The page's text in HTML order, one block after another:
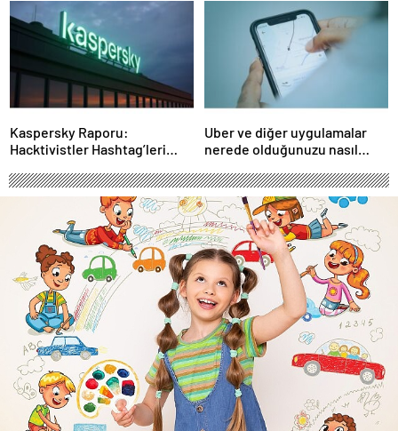
Haber Şafak
Esti!- Haber Şafak
Kaspersky Raporu:
Hacktivistler Hashtag’leri
Kullanıyor, 2025’te
Saldırılarda DDoS Öne
Çıkıyor- Haber Şafak
Uber ve diğer uygulamalar
nerede olduğunuzu nasıl